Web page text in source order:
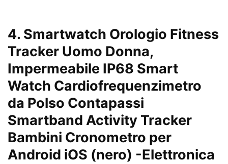
4. Smartwatch Orologio Fitness
Tracker Uomo Donna,
Impermeabile IP68 Smart
Watch Cardiofrequenzimetro
da Polso Contapassi
Smartband Activity Tracker
Bambini Cronometro per
Android iOS (nero) -Elettronica